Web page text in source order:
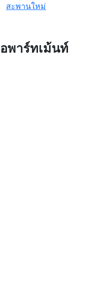
สะพานใหม่
อพาร์ทเม้นท์